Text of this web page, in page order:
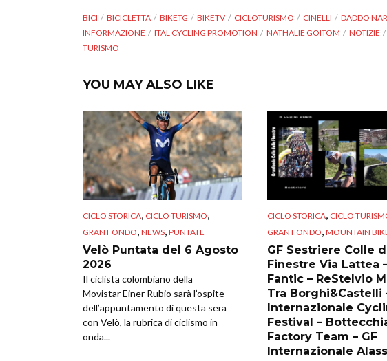
BICI BICICLETTA BIKETG BIKETV CICLOTURISMO CINELLI DADDO
INFORMAZIONE
ITAL CYCLING PROMOTION NATHALIE GOITOM NOTIZIE
TURISMO
YOU MAY ALSO LIKE
CICLO STORICA, CICLO TURISMO,
GRAN FONDO, NEWS, PUNTATE
Velò Puntata del 6 Agosto
2026
Il ciclista colombiano della
Movistar Einer Rubio sarà l’ospite
dell’appuntamento di questa sera
con Velò, la rubrica di ciclismo in
onda...
CICLO STORICA, CICLO
GRAN FONDO, MOUNTAIN
GF Sestriere Colle
Finestre Via Lattea
Fantic – ReStelvio
Tra Borghi&Castelli
Internazionale
Festival –
Factory Team – GF
Internazionale